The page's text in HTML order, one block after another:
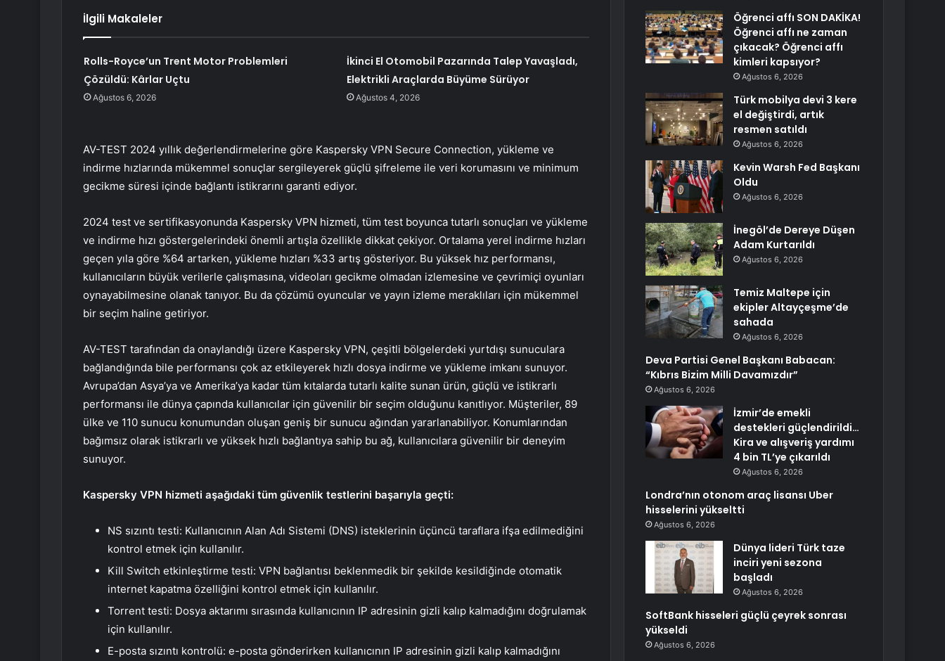
İlgili Makaleler
Rolls-Royce’un Trent Motor Problemleri
Çözüldü: Kârlar Uçtu
Ağustos 6, 2026
İkinci El Otomobil Pazarında Talep Yavaşladı,
Elektrikli Araçlarda Büyüme Sürüyor
Ağustos 4, 2026
AV-TEST 2024 yıllık değerlendirmelerine göre Kaspersky VPN Secure Connection, yükleme ve
indirme hızlarında mükemmel sonuçlar sergileyerek güçlü şifreleme ile veri korumasını ve minimum
gecikme süresi içinde bağlantı istikrarını garanti ediyor.
2024 test ve sertifikasyonunda Kaspersky VPN hizmeti, tüm test boyunca tutarlı sonuçları ve yükleme
ve indirme hızı göstergelerindeki önemli artışla özellikle dikkat çekiyor. Ortalama yerel indirme hızları
geçen yıla göre %64 artarken, yükleme hızları %33 artış gösteriyor. Bu yüksek hız performansı,
kullanıcıların büyük verilerle çalışmasına, videoları gecikme olmadan izlemesine ve çevrimiçi oyunları
oynayabilmesine olanak tanıyor. Bu da çözümü oyuncular ve yayın izleme meraklıları için mükemmel
bir seçim haline getiriyor.
AV-TEST tarafından da onaylandığı üzere Kaspersky VPN, çeşitli bölgelerdeki yurtdışı sunuculara
bağlandığında bile performansı çok az etkileyerek hızlı dosya indirme ve yükleme imkanı sunuyor.
Avrupa’dan Asya’ya ve Amerika’ya kadar tüm kıtalarda tutarlı kalite sunan ürün, güçlü ve istikrarlı
performansı ile dünya çapında kullanıcılar için güvenilir bir seçim olduğunu kanıtlıyor. Müşteriler, 89
ülke ve 110 sunucu konumundan oluşan geniş bir sunucu ağından yararlanabiliyor. Konumlarından
bağımsız olarak istikrarlı ve yüksek hızlı bağlantıya sahip bu ağ, kullanıcılara güvenilir bir deneyim
sunuyor.
Kaspersky VPN hizmeti aşağıdaki tüm güvenlik testlerini başarıyla geçti:
NS sızıntı testi: Kullanıcının Alan Adı Sistemi (DNS) isteklerinin üçüncü taraflara ifşa edilmediğini
kontrol etmek için kullanılır.
Kill Switch etkinleştirme testi: VPN bağlantısı beklenmedik bir şekilde kesildiğinde otomatik
internet kapatma özelliğini kontrol etmek için kullanılır.
Torrent testi: Dosya aktarımı sırasında kullanıcının IP adresinin gizli kalıp kalmadığını doğrulamak
için kullanılır.
E-posta sızıntı kontrolü: e-posta gönderirken kullanıcının IP adresinin gizli kalıp kalmadığını
Öğrenci affı SON DAKİKA!
Öğrenci affı ne zaman
çıkacak? Öğrenci affı
kimleri kapsıyor?
Ağustos 6, 2026
Türk mobilya devi 3 kere
el değiştirdi, artık
resmen satıldı
Ağustos 6, 2026
Kevin Warsh Fed Başkanı
Oldu
Ağustos 6, 2026
İnegöl’de Dereye Düşen
Adam Kurtarıldı
Ağustos 6, 2026
Temiz Maltepe için
ekipler Altayçeşme’de
sahada
Ağustos 6, 2026
Deva Partisi Genel Başkanı Babacan:
“Kıbrıs Bizim Milli Davamızdır”
Ağustos 6, 2026
İzmir’de emekli
destekleri güçlendirildi…
Kira ve alışveriş yardımı
4 bin TL’ye çıkarıldı
Ağustos 6, 2026
Londra’nın otonom araç lisansı Uber
hisselerini yükseltti
Ağustos 6, 2026
Dünya lideri Türk taze
inciri yeni sezona
başladı
Ağustos 6, 2026
SoftBank hisseleri güçlü çeyrek sonrası
yükseldi
Ağustos 6, 2026